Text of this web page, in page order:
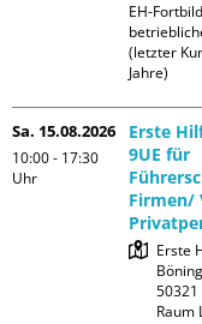
EH-
(letzter
Jahre)
Sa. 15.08.2026
10:00 - 17:30
Uhr
Erste
9UE für
Firmen/
Erste
50321
Raum